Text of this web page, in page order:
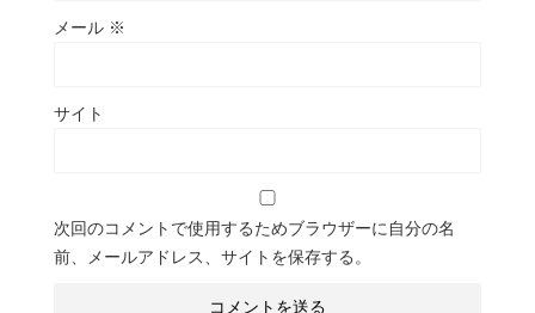
メール ※
サイト
次回のコメントで使用するためブラウザーに自分の名
前、メールアドレス、サイトを保存する。